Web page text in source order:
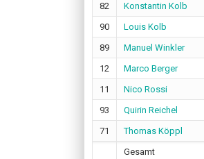
82
Konstantin Kolb
90
Louis Kolb
89
Manuel Winkler
12
Marco Berger
11
Nico Rossi
93
Quirin Reichel
71
Thomas Köppl
Gesamt